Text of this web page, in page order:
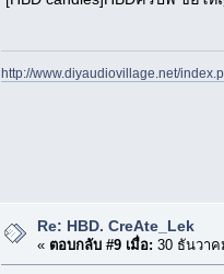
http://www.diyaudiovillage.net/
Re: HBD. CreAte_Lek
« ตอบกลับ #9 เมื่อ: 30 ธันวาค